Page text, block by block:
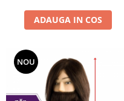
Clipsuri de par
Pulverizatoare
Permanent par
Pelerine de tuns profesionale
Pudre fixare par
ADAUGA IN COS
NOU